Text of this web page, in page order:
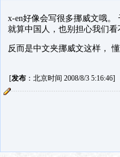
x-en好像会写很多挪威文哦
就算中国人，也别担心我们
反而是中文夹挪威文这样，
[发布：北京时间 2008/8/3 5:16:46]